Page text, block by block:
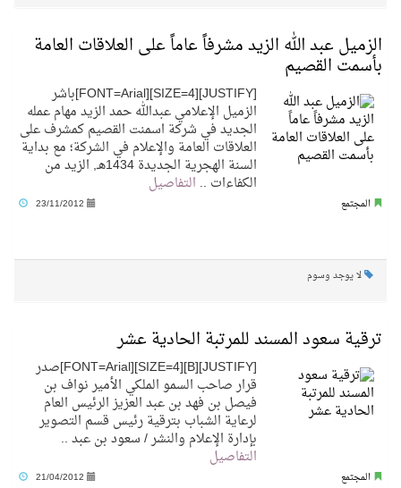
الزميل عبد الله الزيد مشرفاً عاماً على العلاقات العامة
بأسمت القصيم
[JUSTIFY][SIZE=4][FONT=Arial]باشر
الزميل الإعلامي عبدالله حمد الزيد مهام عمله
الجديد في شركة اسمنت القصيم كمشرف على
العلاقات العامة والإعلام في الشركة؛ مع بداية
السنة الهجرية الجديدة 1434هـ, الزيد من
الكفاءات .. التفاصيل
المجتمع 23/11/2012
لا يوجد وسوم
ترقية سعود المسند للمرتبة الحادية عشر
[JUSTIFY][B][SIZE=4][FONT=Arial]صدر
قرار صاحب السمو الملكي الأمير نواف بن
فيصل بن فهد بن عبد العزيز الرئيس العام
لرعاية الشباب بترقية رئيس قسم التصوير
بإدارة الإعلام والنشر / سعود بن عبد ..
التفاصيل
المجتمع 21/04/2012